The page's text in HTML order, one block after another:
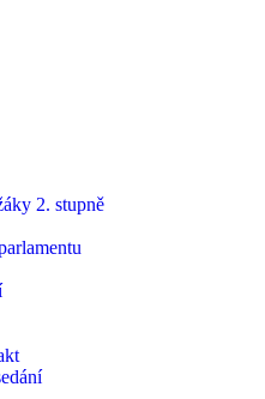
2. stupně